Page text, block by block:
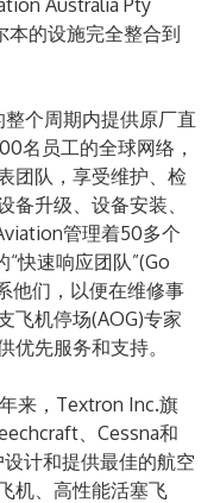
Australia Pty
本的设施完全整合到
个周期内提供原厂直
名员工的全球网络，
团队，享受维护、检
备升级、设备安装、
管理着50多个
快速响应团队”(Go
他们，以便在维修事
飞机停场(AOG)专家
优先服务和支持。
来，Textron Inc.旗
、Cessna和
计和提供最佳的航空
机、高性能活塞飞